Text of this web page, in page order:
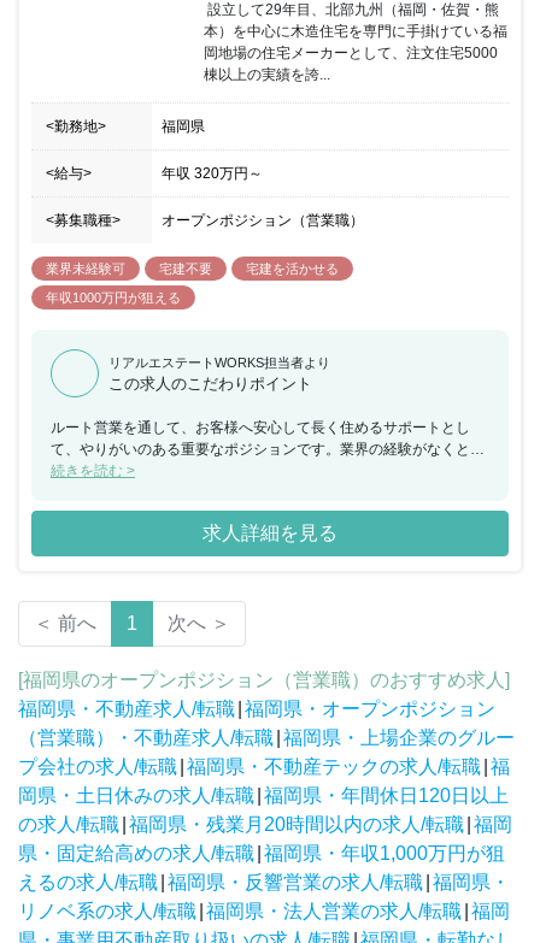
本）を中心に木造住宅を専門に手掛けている福
岡地場の住宅メーカーとして、注文住宅5000
棟以上の実績を誇...
<勤務地> 福岡県
<給与> 年収 320万円 ～
<募集職種> オープンポジション（営業職）
業界未経験可 宅建不要
宅建を活かせる
年収1000万円が狙える
リアルエステートWORKS担当者より
この求人のこだわりポイント
ルート営業を通して、お客様へ安心して長く住めるサポートとし
て、やりがいのある重要なポジションです。業界の経験がなくと
も、運転免許の資格と営業のご経験があればチャレンジできます。
分だけ評価やインセンティブに繋がります。年収1,000万円以上の
方も在籍しているので、チャレンジングな姿勢の方にもオススメで
す。
続きを読む >
求人詳細を見る
＜ 前へ 1 次へ ＞
[福岡県のオープンポジション（営業職）のおすすめ求人]
福岡県・不動産求人/転職 福岡県・オープンポジション
（営業職）・不動産求人/転職 福岡県・上場企業のグルー
プ会社の求人/転職 福岡県・不動産テックの求人/転職 福
岡県・土日休みの求人/転職 福岡県・年間休日120日以上
の求人/転職 福岡県・残業月20時間以内の求人/転職 福岡
県・固定給高めの求人/転職 福岡県・年収1,000万円が狙
えるの求人/転職 福岡県・反響営業の求人/転職 福岡県・
リノベ系の求人/転職 福岡県・法人営業の求人/転職 福岡